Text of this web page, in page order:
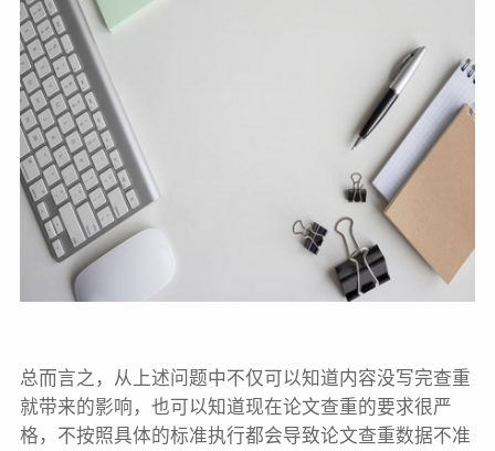
总而言之，从上述问题中不仅可以知道内容没写完查重
就带来的影响，也可以知道现在论文查重的要求很严
格，不按照具体的标准执行都会导致论文查重数据不准